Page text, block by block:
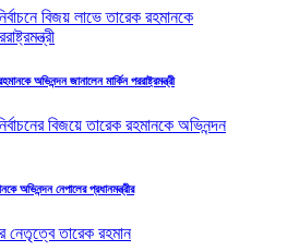
অভিনন্দন জানালেন মার্কিন পররাষ্ট্রমন্ত্রী
অভিনন্দন নেপালের প্রধানমন্ত্রীর